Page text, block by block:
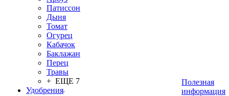
Патиссон
Дыня
Томат
Огурец
Кабачок
Баклажан
Перец
Травы
+ ЕЩЕ 7
Удобрения
Полезная
информация